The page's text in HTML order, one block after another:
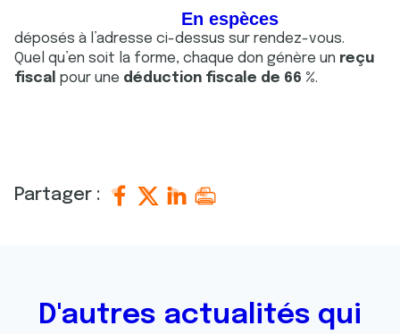
En espèces
déposés à l’adresse ci-dessus sur rendez-vous.
Quel qu’en soit la forme, chaque don génère un reçu
fiscal pour une déduction fiscale de 66 %.
Partager :
D'autres actualités qui